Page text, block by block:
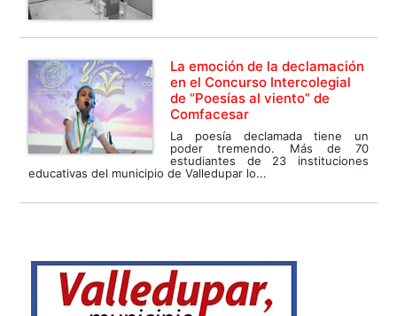
La emoción de la declamación
en el Concurso Intercolegial
de “Poesías al viento” de
Comfacesar
La poesía declamada tiene un
poder tremendo. Más de 70
estudiantes de 23 instituciones
educativas del municipio de Valledupar lo...